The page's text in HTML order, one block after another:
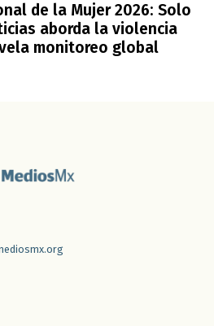
de la Mujer 2026: Solo
aborda la violencia
monitoreo global